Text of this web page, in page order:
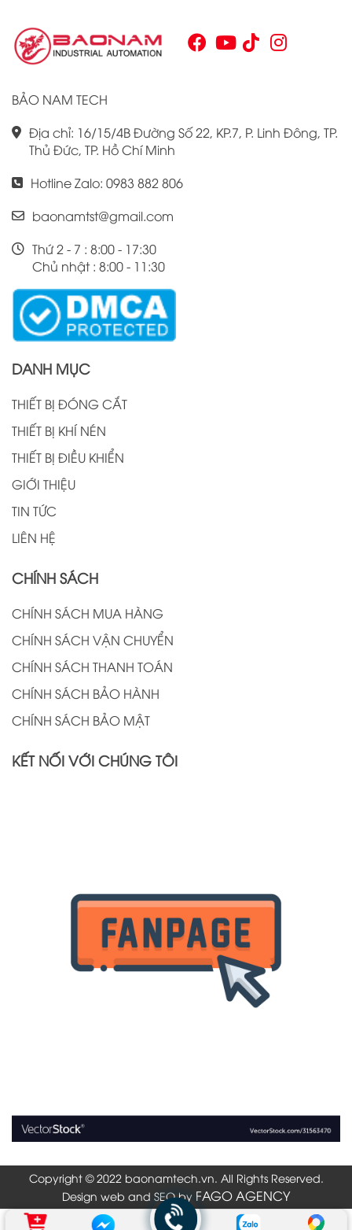
Chính vì vậy, việc nắm vững những thông tin cơ bản về PLC
Omron CJ1W là điều cần thiết cho bất kỳ ai muốn cải thiện
hiệu suất công việc của mình.
BẢO NAM TECH
Địa chỉ: 16/15/4B Đường Số 22, KP.7, P. Linh Đông, TP.
Thủ Đức, TP. Hồ Chí Minh
Hotline Zalo: 0983 882 806
baonamtst@gmail.com
Thứ 2 - 7 : 8:00 - 17:30
Chủ nhật : 8:00 - 11:30
DANH MỤC
THIẾT BỊ ĐÓNG CẮT
THIẾT BỊ KHÍ NÉN
THIẾT BỊ ĐIỀU KHIỂN
GIỚI THIỆU
TIN TỨC
LIÊN HỆ
CHÍNH SÁCH
CHÍNH SÁCH MUA HÀNG
CHÍNH SÁCH VẬN CHUYỂN
CHÍNH SÁCH THANH TOÁN
CHÍNH SÁCH BẢO HÀNH
CHÍNH SÁCH BẢO MẬT
KẾT NỐI VỚI CHÚNG TÔI
Copyright © 2022 baonamtech.vn. All Rights Reserved.
Design web and SEO by FAGO AGENCY